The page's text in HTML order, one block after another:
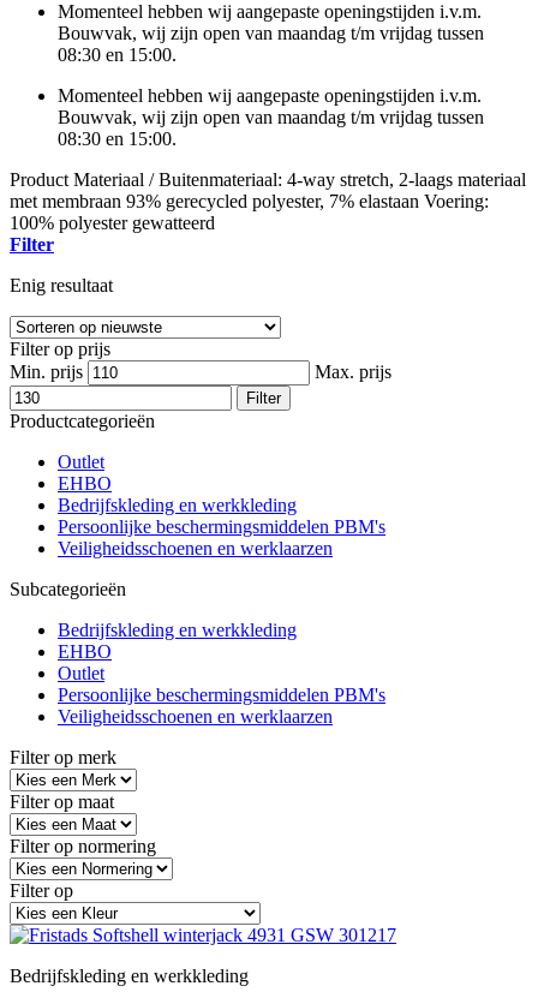
Momenteel hebben wij aangepaste openingstijden i.v.m.
Bouwvak, wij zijn open van maandag t/m vrijdag tussen
08:30 en 15:00.
Momenteel hebben wij aangepaste openingstijden i.v.m.
Bouwvak, wij zijn open van maandag t/m vrijdag tussen
08:30 en 15:00.
Product Materiaal /Buitenmateriaal: 4-way stretch, 2-laags materiaal
met membraan 93% gerecycled polyester, 7% elastaan Voering:
100% polyester gewatteerd
Filter
Enig resultaat
Filter op prijs
Min. prijs
Max. prijs
Filter
Productcategorieën
Outlet
EHBO
Bedrijfskleding en werkkleding
Persoonlijke beschermingsmiddelen PBM's
Veiligheidsschoenen en werklaarzen
Subcategorieën
Bedrijfskleding en werkkleding
EHBO
Outlet
Persoonlijke beschermingsmiddelen PBM's
Veiligheidsschoenen en werklaarzen
Filter op merk
Filter op maat
Filter op normering
Filter op
Bedrijfskleding en werkkleding